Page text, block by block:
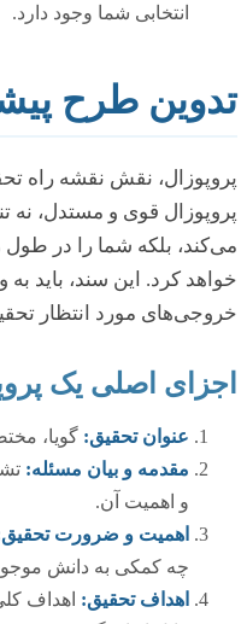
انتخابی شما وجود دارد.
تدوین طرح
پروپوزال، نقش نقشه راه
پروپوزال قوی و مستدل،
می‌کند، بلکه شما را در طول
خواهد کرد. این سند، باید
خروجی‌های مورد انتظار
اجزای اصلی یک
عنوان تحقیق: گویا،
مقدمه و بیان مسئله:
و اهمیت آن.
اهمیت و ضرورت
چه کمکی به دانش
اهداف تحقیق: اهداف